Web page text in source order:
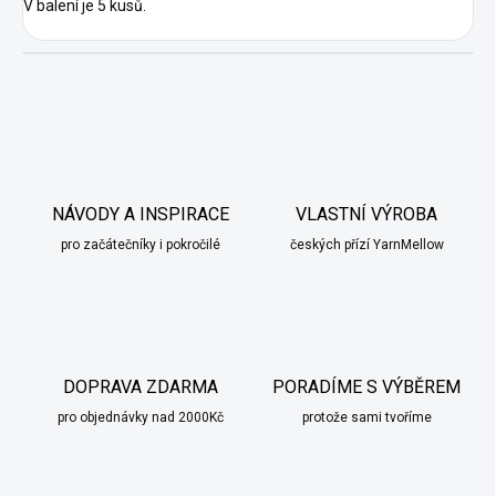
V balení je 5 kusů.
NÁVODY A INSPIRACE
pro začátečníky i pokročilé
VLASTNÍ VÝROBA
českých přízí YarnMellow
DOPRAVA ZDARMA
pro objednávky nad 2000Kč
PORADÍME S VÝBĚREM
protože sami tvoříme